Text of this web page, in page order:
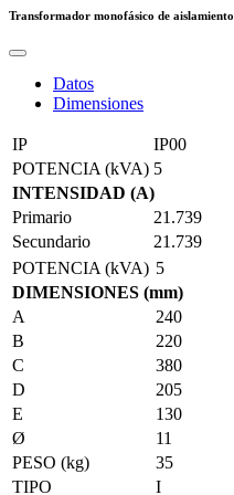
Transformador monofásico de aislamiento
Datos
Dimensiones
IP
IP00
POTENCIA (kVA) 5
INTENSIDAD (A)
Primario
21.739
Secundario
21.739
POTENCIA (kVA) 5
DIMENSIONES (mm)
A
240
B
220
C
380
D
205
E
130
Ø
11
PESO (kg)
35
TIPO
I